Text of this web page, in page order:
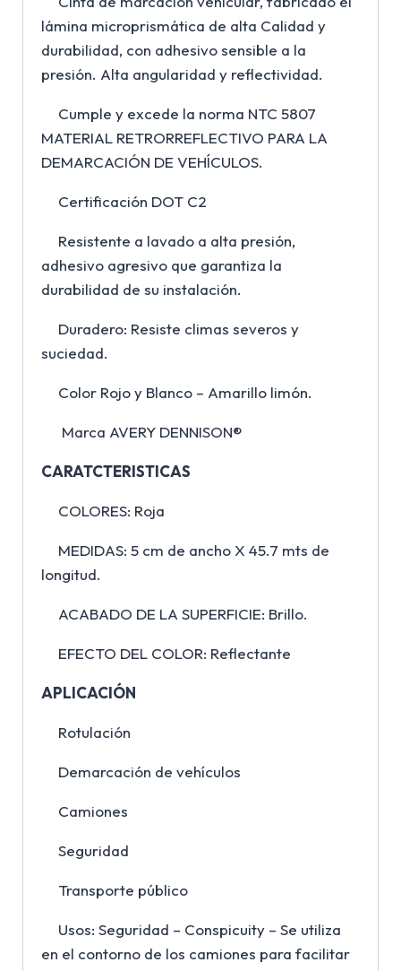
lámina microprismática de alta Calidad y
durabilidad, con adhesivo sensible a la
presión. Alta angularidad y reflectividad.
Cumple y excede la norma NTC 5807
MATERIAL RETRORREFLECTIVO PARA LA
DEMARCACIÓN DE VEHÍCULOS.
Certificación DOT C2
Resistente a lavado a alta presión,
adhesivo agresivo que garantiza la
durabilidad de su instalación.
Duradero: Resiste climas severos y
suciedad.
Color Rojo y Blanco – Amarillo limón.
Marca AVERY DENNISON®
CARATCTERISTICAS
COLORES: Roja
MEDIDAS: 5 cm de ancho X 45.7 mts de
longitud.
ACABADO DE LA SUPERFICIE: Brillo.
EFECTO DEL COLOR: Reflectante
APLICACIÓN
Rotulación
Demarcación de vehículos
Camiones
Seguridad
Transporte público
Usos: Seguridad – Conspicuity – Se utiliza
en el contorno de los camiones para facilitar